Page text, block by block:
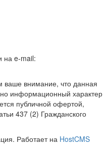
на e-mail:
внимание, что данная
информационный характер
публичной офертой,
437 (2) Гражданского
Работает на HostCMS